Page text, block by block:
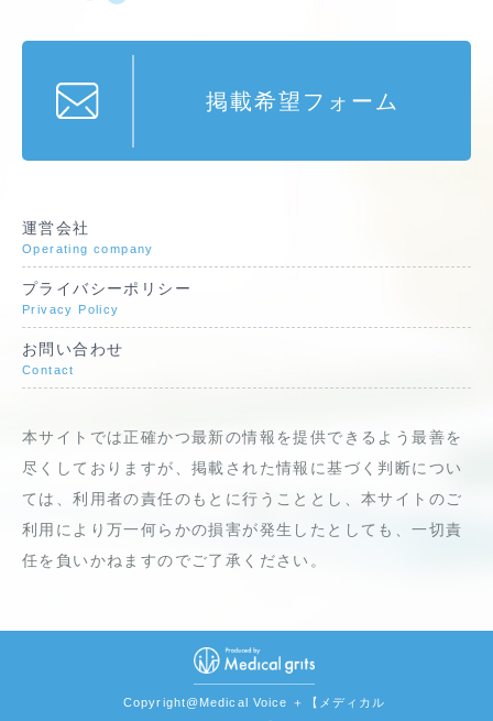
掲載希望フォーム
運営会社
Operating company
プライバシーポリシー
Privacy Policy
お問い合わせ
Contact
本サイトでは正確かつ最新の情報を提供できるよう最善を
尽くしておりますが、掲載された情報に基づく判断につい
ては、利用者の責任のもとに行うこととし、本サイトのご
利用により万一何らかの損害が発生したとしても、一切責
任を負いかねますのでご了承ください。
Copyright@Medical Voice ＋【メディカル